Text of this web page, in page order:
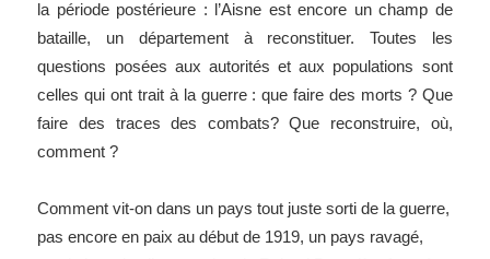
la période postérieure : l’Aisne est encore un champ de
bataille, un département à reconstituer. Toutes les
questions posées aux autorités et aux populations sont
celles qui ont trait à la guerre : que faire des morts ? Que
faire des traces des combats? Que reconstruire, où,
comment ?
Comment vit-on dans un pays tout juste sorti de la guerre,
pas encore en paix au début de 1919, un pays ravagé,